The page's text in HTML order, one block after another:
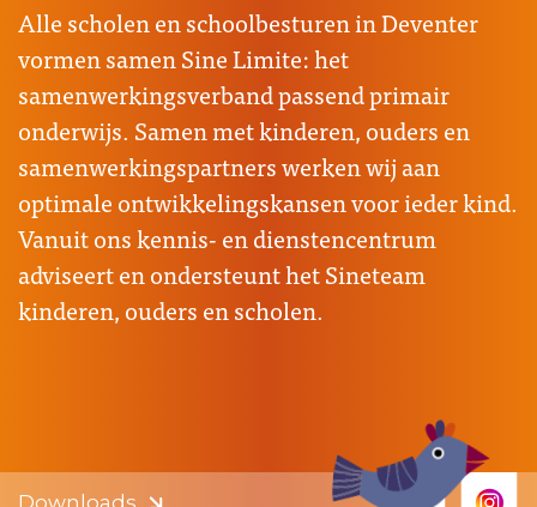
Alle scholen en schoolbesturen in Deventer
vormen samen Sine Limite: het
samenwerkingsverband passend primair
onderwijs. Samen met kinderen, ouders en
samenwerkingspartners werken wij aan
optimale ontwikkelingskansen voor ieder kind.
Vanuit ons kennis- en dienstencentrum
adviseert en ondersteunt het Sineteam
kinderen, ouders en scholen.
Downloads